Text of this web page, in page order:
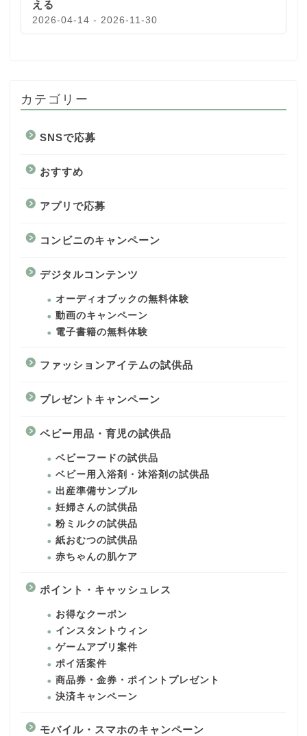
える
2026-04-14 - 2026-11-30
カテゴリー
SNSで応募
おすすめ
アプリで応募
コンビニのキャンペーン
デジタルコンテンツ
オーディオブックの無料体験
動画のキャンペーン
電子書籍の無料体験
ファッションアイテムの試供品
プレゼントキャンペーン
ベビー用品・育児の試供品
ベビーフードの試供品
ベビー用入浴剤・沐浴剤の試供品
出産準備サンプル
妊婦さんの試供品
粉ミルクの試供品
紙おむつの試供品
赤ちゃんの肌ケア
ポイント・キャッシュレス
お得なクーポン
インスタントウィン
ゲームアプリ案件
ポイ活案件
商品券・金券・ポイントプレゼント
決済キャンペーン
モバイル・スマホのキャンペーン